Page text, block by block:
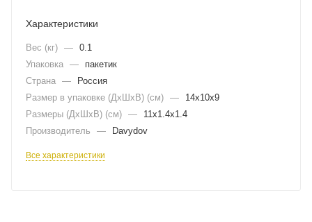
Характеристики
Вес (кг) — 0.1
Упаковка —
пакетик
Страна —
Россия
Размер в упаковке (ДхШxВ) (см) —
14х10х9
Размеры (ДxШxВ) (см) —
11х1.4х1.4
Производитель
— Davydov
Все характеристики